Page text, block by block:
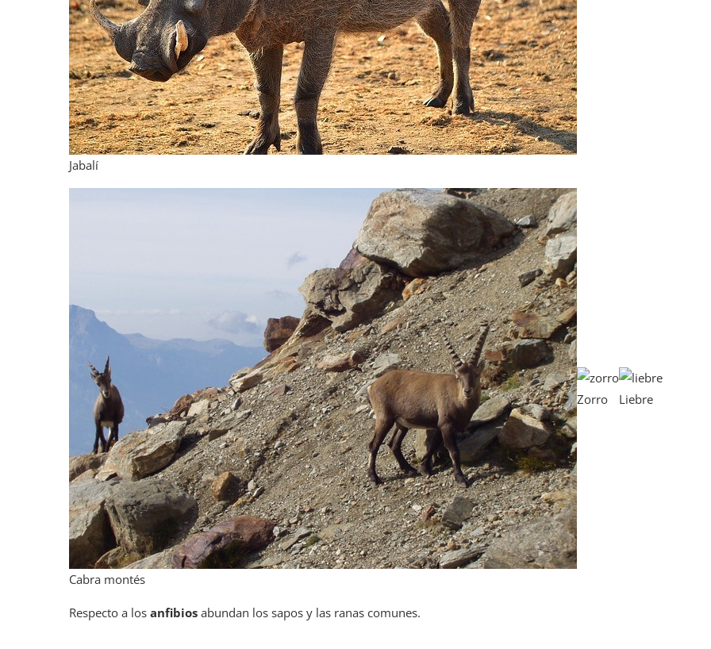
Jabalí
Cabra montés
Zorro Liebre
Respecto a los anfibios abundan los sapos y las ranas comunes.